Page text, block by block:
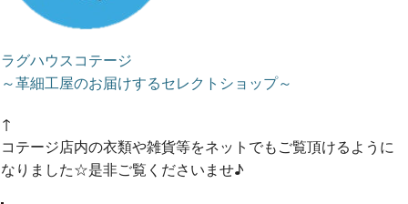
ラグハウスコテージ
～革細工屋のお届けするセレクトショップ～
↑
コテージ店内の衣類や雑貨等をネットでもご覧頂けるように
なりました☆是非ご覧くださいませ♪